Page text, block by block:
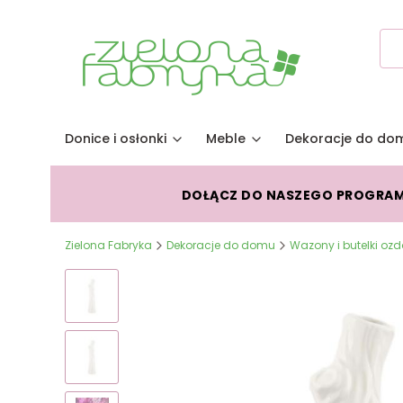
Donice i osłonki Meble Dekoracje do
DOŁĄCZ DO NASZEGO
Zielona Fabryka Dekoracje do domu Wazony i butelki